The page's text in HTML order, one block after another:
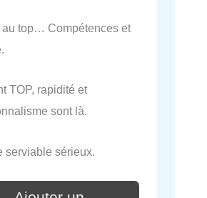
au top… Compétences et
TOP, rapidité et
sont là.
serviable sérieux.